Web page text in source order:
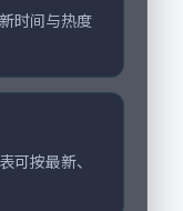
时间与热度
可按最新、